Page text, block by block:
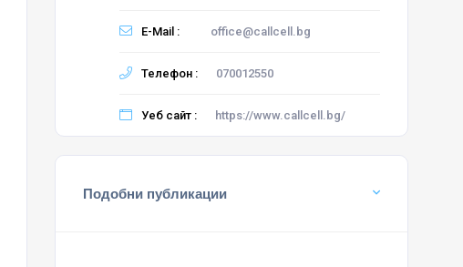
E-Mail : office@callcell.bg
Телефон : 070012550
Уеб сайт : https://www.callcell.bg/
Подобни публикации